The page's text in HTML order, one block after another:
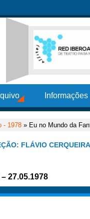
- 1978 » Eu no Mundo da
FLÁVIO CERQUEIRA
27.05.1978